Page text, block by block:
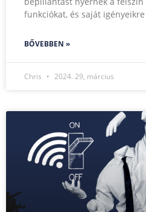
funkciókat, és saját
BŐVEBBEN »
Chris 2024. 29, március